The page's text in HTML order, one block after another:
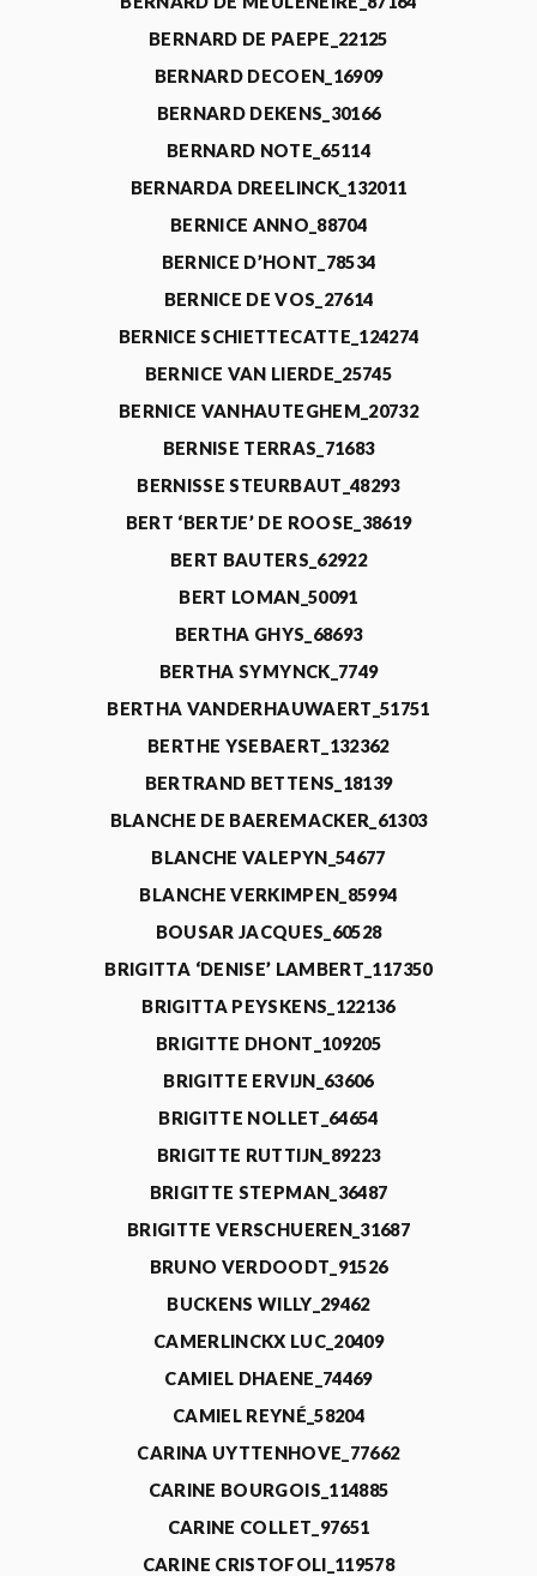
BERNARD DE PAEPE_22125
BERNARD DECOEN_16909
BERNARD DEKENS_30166
BERNARD NOTE_65114
BERNARDA DREELINCK_132011
BERNICE ANNO_88704
BERNICE D’HONT_78534
BERNICE DE VOS_27614
BERNICE SCHIETTECATTE_124274
BERNICE VAN LIERDE_25745
BERNICE VANHAUTEGHEM_20732
BERNISE TERRAS_71683
BERNISSE STEURBAUT_48293
BERT ‘BERTJE’ DE ROOSE_38619
BERT BAUTERS_62922
BERT LOMAN_50091
BERTHA GHYS_68693
BERTHA SYMYNCK_7749
BERTHA VANDERHAUWAERT_51751
BERTHE YSEBAERT_132362
BERTRAND BETTENS_18139
BLANCHE DE BAEREMACKER_61303
BLANCHE VALEPYN_54677
BLANCHE VERKIMPEN_85994
BOUSAR JACQUES_60528
BRIGITTA ‘DENISE’ LAMBERT_117350
BRIGITTA PEYSKENS_122136
BRIGITTE DHONT_109205
BRIGITTE ERVIJN_63606
BRIGITTE NOLLET_64654
BRIGITTE RUTTIJN_89223
BRIGITTE STEPMAN_36487
BRIGITTE VERSCHUEREN_31687
BRUNO VERDOODT_91526
BUCKENS WILLY_29462
CAMERLINCKX LUC_20409
CAMIEL DHAENE_74469
CAMIEL REYNÉ_58204
CARINA UYTTENHOVE_77662
CARINE BOURGOIS_114885
CARINE COLLET_97651
CARINE CRISTOFOLI_119578